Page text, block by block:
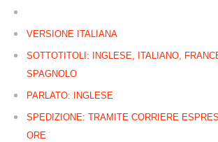
VERSIONE ITALIANA
SOTTOTITOLI: INGLESE, ITALIANO,
SPAGNOLO
PARLATO: INGLESE
SPEDIZIONE: TRAMITE CORRIERE
ORE